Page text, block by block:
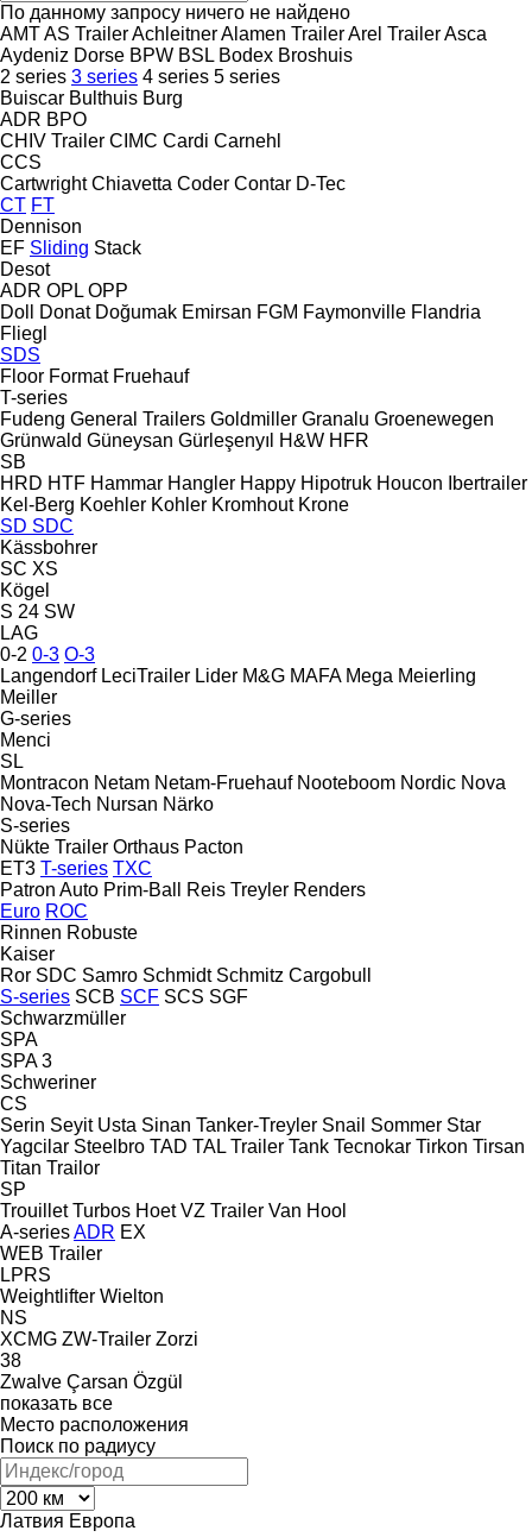
По данному запросу ничего не найдено
AMTAS TrailerAchleitnerAlamen TrailerArel TrailerAsca
Aydeniz Dorse BPW BSL Bodex Broshuis
2 series 3 series 4 series 5 series
Buiscar Bulthuis Burg
ADR BPO
CHIV Trailer CIMC Cardi Carnehl
CCS
Cartwright Chiavetta Coder Contar D-Tec
CT FT
Dennison
EF Sliding Stack
Desot
ADR OPL OPP
Doll
Donat Doğumak Emirsan FGM Faymonville Flandria
Fliegl
SDS
Floor Format Fruehauf
T-series
Fudeng General Trailers Goldmiller Granalu Groenewegen
Grünwald Güneysan Gürleşenyıl H&W HFR
SB
HRD HTF Hammar Hangler Happy Hipotruk Houcon
Ibertrailer
Kel-Berg Koehler Kohler Kromhout Krone
SD SDC
Kässbohrer
SC XS
Kögel
S 24 SW
LAG
0-2 0-3 O-3
Langendorf LeciTrailer Lider M&G MAFA Mega Meierling
Meiller
G-series
Menci
SL
Montracon Netam Netam-Fruehauf Nooteboom Nordic Nova
Nova-Tech Nursan Närko
S-series
Nükte Trailer Orthaus Pacton
ET3 T-series TXC
Patron Auto Prim-Ball Reis Treyler Renders
Euro ROC
Rinnen Robuste
Kaiser
Ror SDC Samro Schmidt Schmitz Cargobull
S-series SCB SCF SCS SGF
Schwarzmüller
SPA
SPA 3
Schweriner
CS
Serin Seyit Usta Sinan Tanker-Treyler Snail Sommer Star
Yagcilar Steelbro TAD TAL Trailer Tank Tecnokar Tirkon Tirsan
Titan Trailor
SP
Trouillet Turbos Hoet VZ Trailer Van Hool
A-seriesADR EX
WEB Trailer
LPRS
Weightlifter Wielton
NS
XCMG ZW-Trailer Zorzi
38
Zwalve Çarsan Özgül
показать все
Место расположения
Поиск по радиусу
Латвия Европа